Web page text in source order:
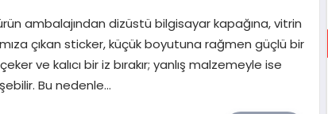
ambalajından dizüstü bilgisayar kapağına, vitrin
çıkan sticker, küçük boyutuna rağmen güçlü bir
ve kalıcı bir iz bırakır; yanlış malzemeyle ise
Bu nedenle…